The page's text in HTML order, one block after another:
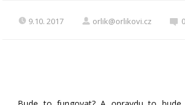
9.10. 2017 orlik@orlikovi.cz